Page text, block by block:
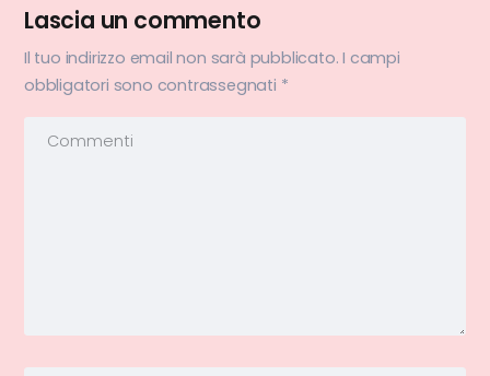
Lascia un commento
Il tuo indirizzo email non sarà pubblicato. I campi
obbligatori sono contrassegnati *